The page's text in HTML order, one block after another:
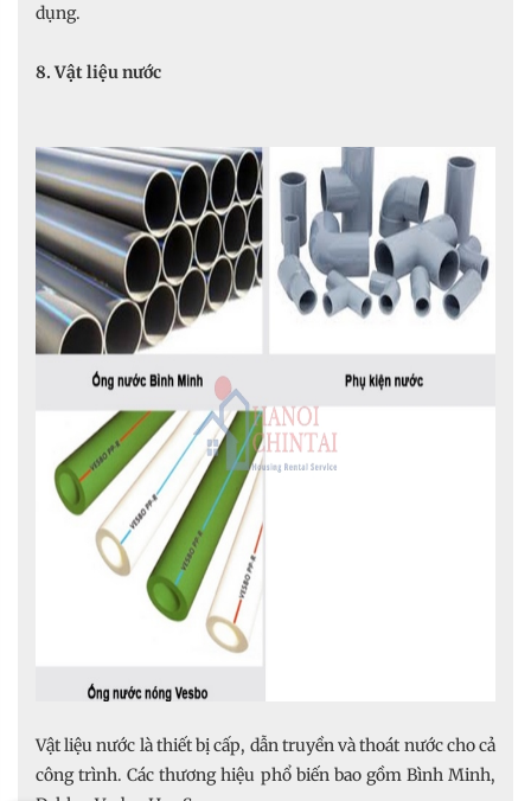
dụng.
8. Vật liệu nước
Vật liệu nước là thiết bị cấp, dẫn truyền và thoát nước cho cả
công trình. Các thương hiệu phổ biến bao gồm Bình Minh,